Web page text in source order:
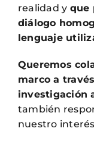
realidad y que
diálogo
lenguaje
Queremos
marco a
investigación
también
nuestro